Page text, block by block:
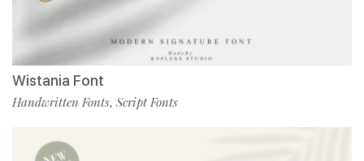
Wistania Font
Handwritten Fonts, Script Fonts